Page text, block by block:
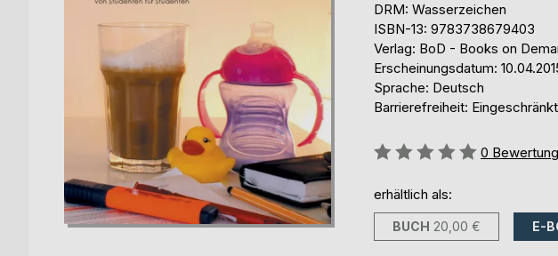
DRM: Wasserzeichen
ISBN-13: 9783738679403
Verlag: BoD - Books on
Erscheinungsdatum:
Sprache: Deutsch
Barrierefreiheit:
Bewertung::
0
erhältlich als:
BUCH 20,00 € E-